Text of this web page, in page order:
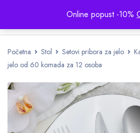
Online popust -10%
Početna Stol Setovi pribora za jelo
jelo od 60 komada za 12 osoba